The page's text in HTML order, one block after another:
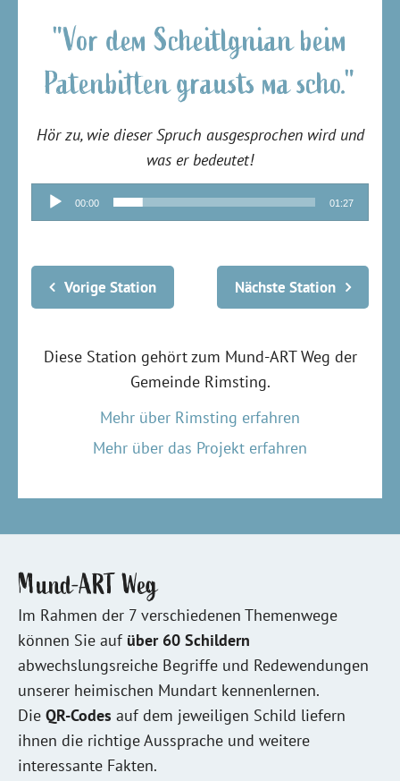
"Vor dem Scheitlgnian beim
Patenbitten grausts ma scho."
Hör zu, wie dieser Spruch ausgesprochen wird und
was er bedeutet!
Audio-
Player
00:00 01:27
Vorige Station Nächste Station
Diese Station gehört zum Mund-ART Weg der
Gemeinde Rimsting.
Mehr über Rimsting erfahren
Mehr über das Projekt erfahren
Mund-ART Weg
Im Rahmen der 7 verschiedenen Themenwege
können Sie auf über 60 Schildern
abwechslungsreiche Begriffe und Redewendungen
unserer heimischen Mundart kennenlernen.
Die QR-Codes auf dem jeweiligen Schild liefern
ihnen die richtige Aussprache und weitere
interessante Fakten.